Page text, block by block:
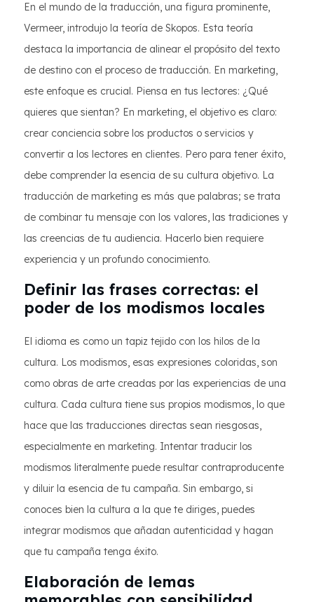
En el mundo de la traducción, una figura prominente,
Vermeer, introdujo la teoría de Skopos. Esta teoría
destaca la importancia de alinear el propósito del texto
de destino con el proceso de traducción. En marketing,
este enfoque es crucial. Piensa en tus lectores: ¿Qué
quieres que sientan? En marketing, el objetivo es claro:
crear conciencia sobre los productos o servicios y
convertir a los lectores en clientes. Pero para tener éxito,
debe comprender la esencia de su cultura objetivo. La
traducción de marketing es más que palabras; se trata
de combinar tu mensaje con los valores, las tradiciones y
las creencias de tu audiencia. Hacerlo bien requiere
experiencia y un profundo conocimiento.
Definir las frases correctas: el
poder de los modismos locales
El idioma es como un tapiz tejido con los hilos de la
cultura. Los modismos, esas expresiones coloridas, son
como obras de arte creadas por las experiencias de una
cultura. Cada cultura tiene sus propios modismos, lo que
hace que las traducciones directas sean riesgosas,
especialmente en marketing. Intentar traducir los
modismos literalmente puede resultar contraproducente
y diluir la esencia de tu campaña. Sin embargo, si
conoces bien la cultura a la que te diriges, puedes
integrar modismos que añadan autenticidad y hagan
que tu campaña tenga éxito.
Elaboración de lemas